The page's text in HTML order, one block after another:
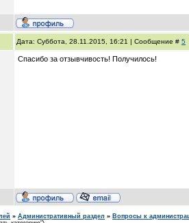
Дата: Суббота, 28.11.2015, 16:21 | Сообщение # 5
Спасибо за отзывчивость! Получилось!
» Административный раздел » Вопросы к